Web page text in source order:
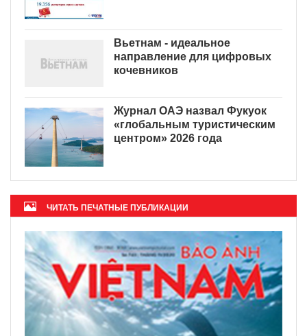
Вьетнам - идеальное
направление для цифровых
кочевников
Журнал ОАЭ назвал Фукуок
«глобальным туристическим
центром» 2026 года
ЧИТАТЬ ПЕЧАТНЫЕ ПУБЛИКАЦИИ